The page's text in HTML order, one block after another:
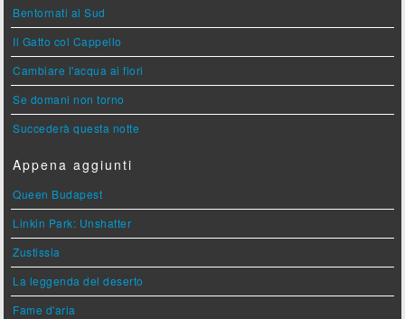
Bentornati al Sud
Il Gatto col Cappello
Cambiare l'acqua ai fiori
Se domani non torno
Succederà questa notte
Appena aggiunti
Queen Budapest
Linkin Park: Unshatter
Zustissia
La leggenda del deserto
Fame d'aria